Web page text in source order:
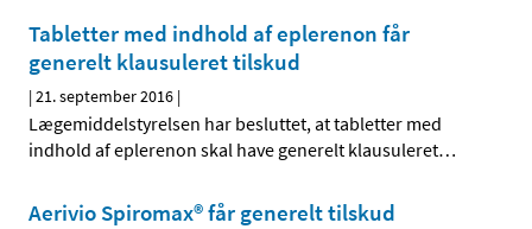
Tabletter med indhold af eplerenon får
generelt klausuleret tilskud
|21. september 2016 |
Lægemiddelstyrelsen har besluttet, at tabletter med
indhold af eplerenon skal have generelt klausuleret…
Aerivio Spiromax® får generelt tilskud